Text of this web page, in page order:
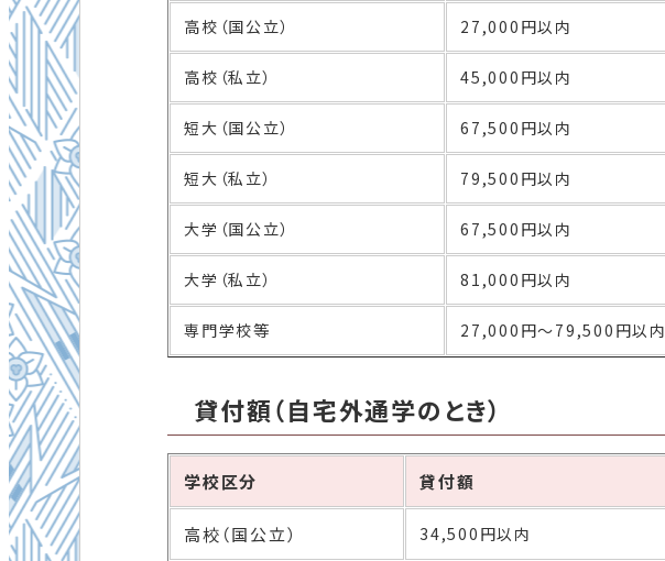
高校（国公立） 27,000円以内
高校（私立） 45,000円以内
短大（国公立） 67,500円以内
短大（私立） 79,500円以内
大学（国公立） 67,500円以内
大学（私立） 81,000円以内
専門学校等 27,000円～79,500円以内
貸付額（自宅外通学のとき）
学校区分 貸付額
高校（国公立） 34,500円以内